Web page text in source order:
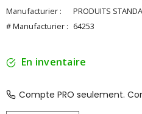
Manufacturier :
PRODUITS
# Manufacturier : 64253
En inventaire
Compte PRO seulement.